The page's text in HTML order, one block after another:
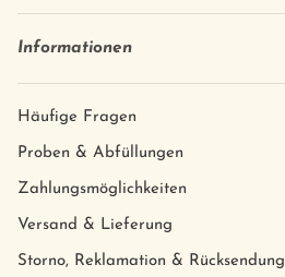
Informationen
Häufige Fragen
Proben & Abfüllungen
Zahlungsmöglichkeiten
Versand & Lieferung
Storno, Reklamation & Rücksendung